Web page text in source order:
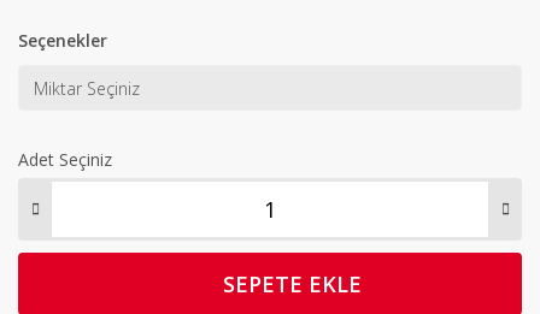
Seçenekler
Adet Seçiniz
SEPETE EKLE